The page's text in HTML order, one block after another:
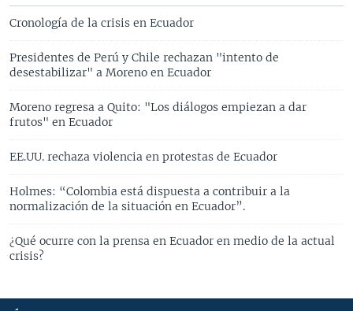
Cronología de la crisis en Ecuador
Presidentes de Perú y Chile rechazan "intento de
desestabilizar" a Moreno en Ecuador
Moreno regresa a Quito: "Los diálogos empiezan a dar
frutos" en Ecuador
EE.UU. rechaza violencia en protestas de Ecuador
Holmes: “Colombia está dispuesta a contribuir a la
normalización de la situación en Ecuador”.
¿Qué ocurre con la prensa en Ecuador en medio de la actual
crisis?